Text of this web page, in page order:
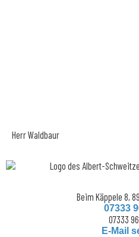
Herr Waldbaur
Beim Käppele 8,
07333
07333
E-Mail